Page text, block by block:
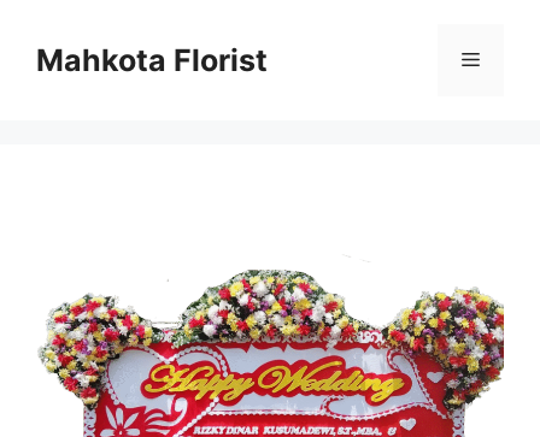
Mahkota Florist